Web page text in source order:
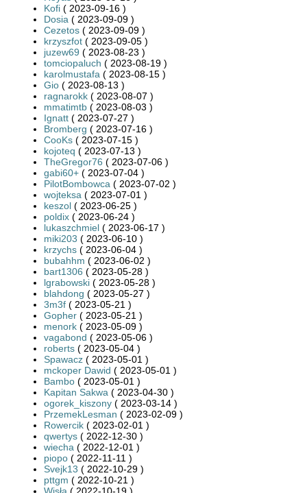
Kofi ( 2023-09-16 )
Dosia ( 2023-09-09 )
Cezetos ( 2023-09-09 )
krzyszfot ( 2023-09-05 )
juzew69 ( 2023-08-23 )
tomciopaluch ( 2023-08-19 )
karolmustafa ( 2023-08-15 )
Gio ( 2023-08-13 )
ragnarokk ( 2023-08-07 )
mmatimtb ( 2023-08-03 )
Ignatt ( 2023-07-27 )
Bromberg ( 2023-07-16 )
CooKs ( 2023-07-15 )
kojoteq ( 2023-07-13 )
TheGregor76 ( 2023-07-06 )
gabi60+ ( 2023-07-04 )
PilotBombowca ( 2023-07-02 )
wojteksa ( 2023-07-01 )
keszol ( 2023-06-25 )
poldix ( 2023-06-24 )
lukaszchmiel ( 2023-06-17 )
miki203 ( 2023-06-10 )
krzychs ( 2023-06-04 )
bubahhm ( 2023-06-02 )
bart1306 ( 2023-05-28 )
lgrabowski ( 2023-05-28 )
blahdong ( 2023-05-27 )
3m3f ( 2023-05-21 )
Gopher ( 2023-05-21 )
menork ( 2023-05-09 )
vagabond ( 2023-05-06 )
roberts ( 2023-05-04 )
Spawacz ( 2023-05-01 )
mckoper Dawid ( 2023-05-01 )
Bambo ( 2023-05-01 )
Kapitan Sakwa ( 2023-04-30 )
ogorek_kiszony ( 2023-03-14 )
PrzemekLesman ( 2023-02-09 )
Rowercik ( 2023-02-01 )
qwertys ( 2022-12-30 )
wiecha ( 2022-12-01 )
piopo ( 2022-11-11 )
Svejk13 ( 2022-10-29 )
pttgm ( 2022-10-21 )
Wisła ( 2022-10-19 )